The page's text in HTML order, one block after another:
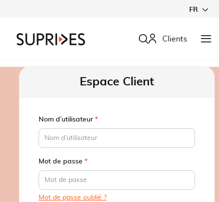
Allez
FR
Rechercher
Clients
Espace Client
Nom d’utilisateur
Mot de passe
Mot de passe oublié ?